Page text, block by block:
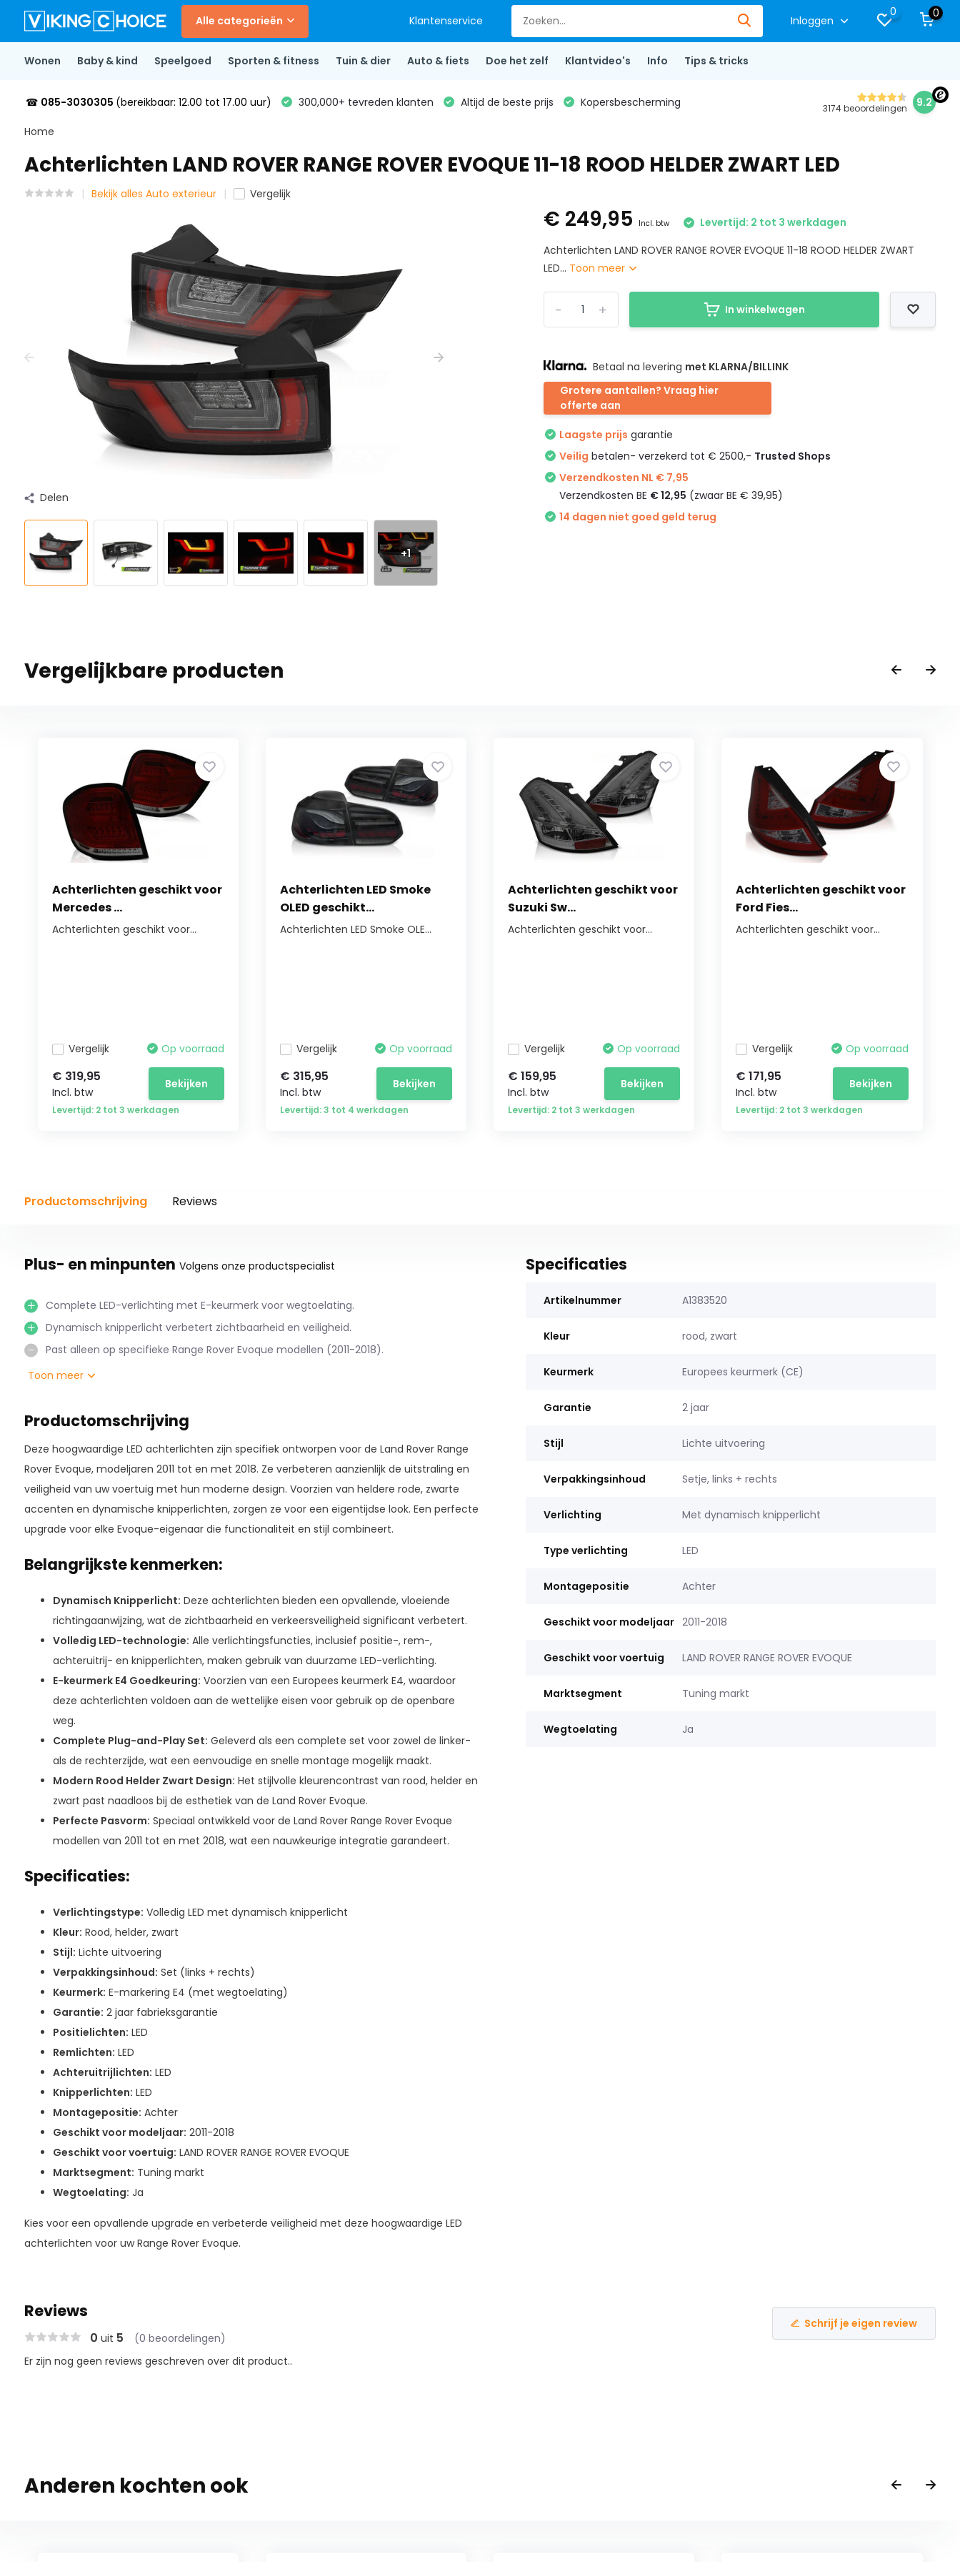
Alle categorieën Klantenservice Inloggen
0 0
Wonen Baby & kind Speelgoed Sporten & fitness Tuin & dier Auto & fiets Doe het zelf Klantvideo's Info Tips & tricks
☎ 085-3030305 (bereikbaar: 12.00 tot 17.00 uur) 300,000+ tevreden klanten Altijd de beste prijs Kopersbescherming 3174 beoordelingen 9.2
Home
Achterlichten LAND ROVER RANGE ROVER EVOQUE 11-18 ROOD HELDER ZWART LED
Bekijk alles Auto exterieur Vergelijk
Delen
+1
€ 249,95 Incl. btw
Levertijd: 2 tot 3 werkdagen
Achterlichten LAND ROVER RANGE ROVER EVOQUE 11-18 ROOD HELDER ZWART
LED... Toon meer
+
- In winkelwagen
Betaal na levering met KLARNA/BILLINK
Grotere aantallen? Vraag hier
offerte aan
Laagste prijs garantie
Veilig betalen- verzekerd tot € 2500,- Trusted Shops
Verzendkosten NL € 7,95
Verzendkosten BE € 12,95 (zwaar BE € 39,95)
14 dagen niet goed geld terug
Vergelijkbare producten
Achterlichten geschikt voor
Mercedes ...
Achterlichten geschikt voor...
Vergelijk Op voorraad
€ 319,95
Incl. btw
Bekijken
Levertijd: 2 tot 3 werkdagen
Achterlichten LED Smoke
OLED geschikt...
Achterlichten LED Smoke OLE...
Vergelijk Op voorraad
€ 315,95
Incl. btw
Bekijken
Levertijd: 3 tot 4 werkdagen
Achterlichten geschikt voor
Suzuki Sw...
Achterlichten geschikt voor...
Vergelijk Op voorraad
€ 159,95
Incl. btw
Bekijken
Levertijd: 2 tot 3 werkdagen
Achterlichten geschikt voor
Ford Fies...
Achterlichten geschikt voor...
Vergelijk Op voorraad
€ 171,95
Incl. btw
Bekijken
Levertijd: 2 tot 3 werkdagen
Productomschrijving Reviews
Plus- en minpunten Volgens onze productspecialist
Complete LED-verlichting met E-keurmerk voor wegtoelating.
Dynamisch knipperlicht verbetert zichtbaarheid en veiligheid.
Past alleen op specifieke Range Rover Evoque modellen (2011-2018).
Toon meer
Productomschrijving
Deze hoogwaardige LED achterlichten zijn specifiek ontworpen voor de Land Rover Range
Rover Evoque, modeljaren 2011 tot en met 2018. Ze verbeteren aanzienlijk de uitstraling en
veiligheid van uw voertuig met hun moderne design. Voorzien van heldere rode, zwarte
accenten en dynamische knipperlichten, zorgen ze voor een eigentijdse look. Een perfecte
upgrade voor elke Evoque-eigenaar die functionaliteit en stijl combineert.
Belangrijkste kenmerken:
Dynamisch Knipperlicht: Deze achterlichten bieden een opvallende, vloeiende
richtingaanwijzing, wat de zichtbaarheid en verkeersveiligheid significant verbetert.
Volledig LED-technologie: Alle verlichtingsfuncties, inclusief positie-, rem-,
achteruitrij- en knipperlichten, maken gebruik van duurzame LED-verlichting.
E-keurmerk E4 Goedkeuring: Voorzien van een Europees keurmerk E4, waardoor
deze achterlichten voldoen aan de wettelijke eisen voor gebruik op de openbare
weg.
Complete Plug-and-Play Set: Geleverd als een complete set voor zowel de linker-
als de rechterzijde, wat een eenvoudige en snelle montage mogelijk maakt.
Modern Rood Helder Zwart Design: Het stijlvolle kleurencontrast van rood, helder en
zwart past naadloos bij de esthetiek van de Land Rover Evoque.
Perfecte Pasvorm: Speciaal ontwikkeld voor de Land Rover Range Rover Evoque
modellen van 2011 tot en met 2018, wat een nauwkeurige integratie garandeert.
Specificaties:
Verlichtingstype: Volledig LED met dynamisch knipperlicht
Kleur: Rood, helder, zwart
Stijl: Lichte uitvoering
Verpakkingsinhoud: Set (links + rechts)
Keurmerk: E-markering E4 (met wegtoelating)
Garantie: 2 jaar fabrieksgarantie
Positielichten: LED
Remlichten: LED
Achteruitrijlichten: LED
Knipperlichten: LED
Montagepositie: Achter
Geschikt voor modeljaar: 2011-2018
Geschikt voor voertuig: LAND ROVER RANGE ROVER EVOQUE
Marktsegment: Tuning markt
Wegtoelating: Ja
Kies voor een opvallende upgrade en verbeterde veiligheid met deze hoogwaardige LED
achterlichten voor uw Range Rover Evoque.
Specificaties
Artikelnummer A1383520
Kleur rood, zwart
Keurmerk Europees keurmerk (CE)
Garantie 2 jaar
Stijl Lichte uitvoering
Verpakkingsinhoud Setje, links + rechts
Verlichting Met dynamisch knipperlicht
Type verlichting LED
Montagepositie Achter
Geschikt voor modeljaar 2011-2018
Geschikt voor voertuig LAND ROVER RANGE ROVER EVOQUE
Marktsegment Tuning markt
Wegtoelating Ja
Reviews
0 uit 5 (0 beoordelingen)
Schrijf je eigen review
Er zijn nog geen reviews geschreven over dit product..
Anderen kochten ook